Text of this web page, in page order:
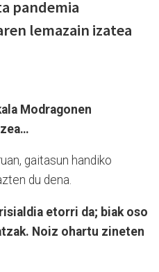
pandemia
lemazain izatea
Modragonen
gaitasun handiko
du dena.
etorri da; biak oso
Noiz ohartu zineten